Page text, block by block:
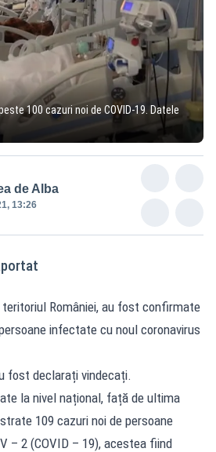
100 cazuri noi de COVID-19. Datele
de Alba
13:26
teritoriul României, au fost confirmate
infectate cu noul coronavirus
fost declarați vindecați.
la nivel național, față de ultima
109 cazuri noi de persoane
– 2 (COVID – 19), acestea fiind